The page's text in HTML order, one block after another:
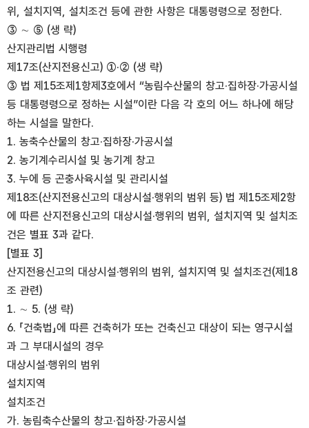
위, 설치지역, 설치조건 등에 관한 사항은 대통령령으로 정한다.
③ ∼ ⑤ (생 략)
산지관리법 시행령
제17조(산지전용신고) ①·② (생 략)
③ 법 제15조제1항제3호에서 “농림수산물의 창고·집하장·가공시설
등 대통령령으로 정하는 시설”이란 다음 각 호의 어느 하나에 해당
하는 시설을 말한다.
1. 농축수산물의 창고·집하장·가공시설
2. 농기계수리시설 및 농기계 창고
3. 누에 등 곤충사육시설 및 관리시설
제18조(산지전용신고의 대상시설·행위의 범위 등) 법 제15조제2항
에 따른 산지전용신고의 대상시설·행위의 범위, 설치지역 및 설치조
건은 별표 3과 같다.
[별표 3]
산지전용신고의 대상시설·행위의 범위, 설치지역 및 설치조건(제18
조 관련)
1. ∼ 5. (생 략)
6. 「건축법」에 따른 건축허가 또는 건축신고 대상이 되는 영구시설
과 그 부대시설의 경우
대상시설·행위의 범위
설치지역
설치조건
가. 농림축수산물의 창고·집하장·가공시설